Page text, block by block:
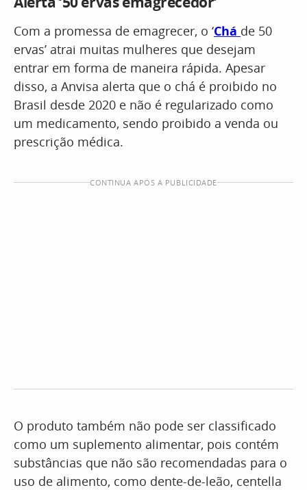
Com a promessa de emagrecer, o ‘Chá de 50
ervas’ atrai muitas mulheres que desejam
entrar em forma de maneira rápida. Apesar
disso, a Anvisa alerta que o chá é proibido no
Brasil desde 2020 e não é regularizado como
um medicamento, sendo proibido a venda ou
prescrição médica.
CONTINUA APÓS A PUBLICIDADE
O produto também não pode ser classificado
como um suplemento alimentar, pois contém
substâncias que não são recomendadas para o
uso de alimento, como dente-de-leão, centella